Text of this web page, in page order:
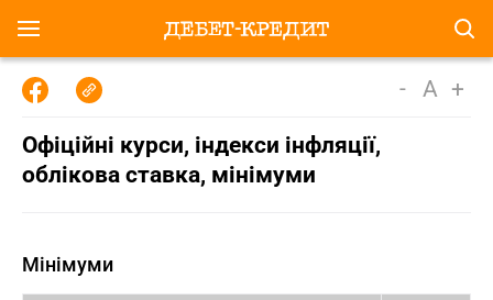
- A +
Oфіційні курси, індекcи інфляції,
облікова ставка, мінімуми
Мінімуми